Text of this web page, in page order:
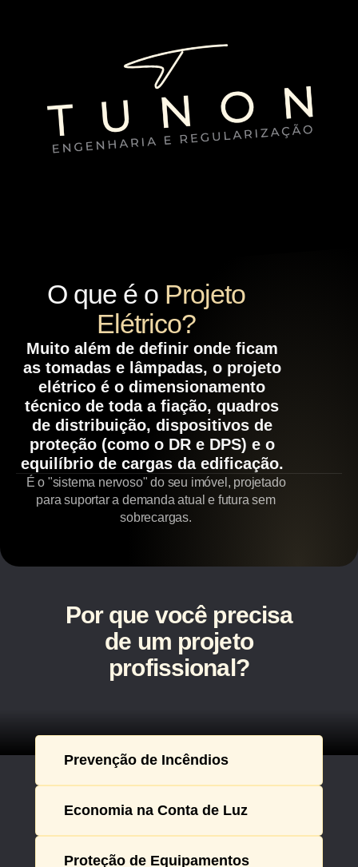
O que é o Projeto
Elétrico?
Muito além de definir onde ficam
as tomadas e lâmpadas, o projeto
elétrico é o dimensionamento
técnico de toda a fiação, quadros
de distribuição, dispositivos de
proteção (como o DR e DPS) e o
equilíbrio de cargas da edificação.
É o "sistema nervoso" do seu imóvel, projetado
para suportar a demanda atual e futura sem
sobrecargas.
Por que você precisa
de um projeto
profissional?
Prevenção de Incêndios
Economia na Conta de Luz
Proteção de Equipamentos